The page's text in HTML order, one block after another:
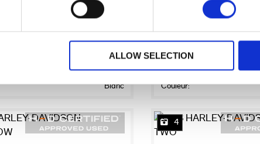
ALLOW SELECTION
La Rochelle
2421 kilomètres
Puilboreau
Blanc
Harley-Davidson Bordeaux
Kilométrage:
Localisation:
Couleur:
4